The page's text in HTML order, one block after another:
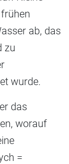
ab, das
zu
wurde.
das
worauf
=